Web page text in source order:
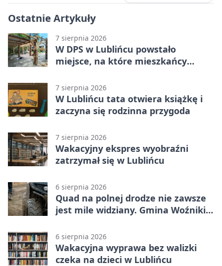
Ostatnie Artykuły
7 sierpnia 2026
W DPS w Lublińcu powstało
miejsce, na które mieszkańcy
7 sierpnia 2026
W Lublińcu tata otwiera książkę i
zaczyna się rodzinna przygoda
7 sierpnia 2026
Wakacyjny ekspres wyobraźni
zatrzymał się w Lublińcu
6 sierpnia 2026
Quad na polnej drodze nie zawsze
jest mile widziany. Gmina Woźniki
6 sierpnia 2026
Wakacyjna wyprawa bez walizki
czeka na dzieci w Lublińcu